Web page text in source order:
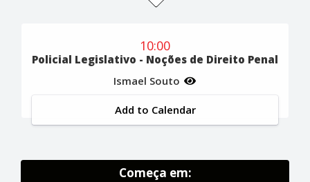
10:00
Policial Legislativo - Noções de Direito Penal
Ismael Souto
Add to Calendar
Começa em: